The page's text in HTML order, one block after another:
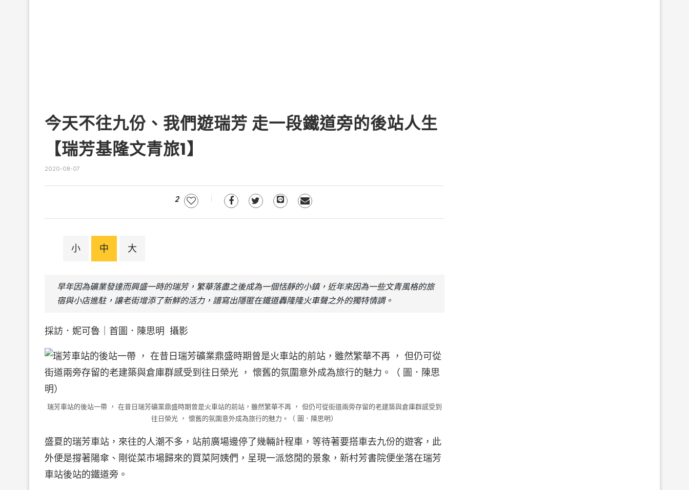
今天不往九份、我們遊瑞芳 走一段鐵道旁的後站人生
【瑞芳基隆文青旅1】
2020-08-07
2
小 中 大
早年因為礦業發達而興盛一時的瑞芳，繁華落盡之後成為一個恬靜的小鎮，近年來因為一些文青風格的旅
宿與小店進駐，讓老街增添了新鮮的活力，譜寫出隱匿在鐵道轟隆隆火車聲之外的獨特情調。
採訪．妮可魯｜首圖．陳思明 攝影
瑞芳車站的後站一帶 ， 在昔日瑞芳礦業鼎盛時期曾是火車站的前站，雖然繁華不再 ， 但仍可從街道兩旁存留的老建築與倉庫群感受到
往日榮光 ， 懷舊的氛圍意外成為旅行的魅力。（ 圖．陳思明）
盛夏的瑞芳車站，來往的人潮不多，站前廣場邊停了幾輛計程車，等待著要搭車去九份的遊客，此
外便是撐著陽傘、剛從菜市場歸來的買菜阿姨們，呈現一派悠閒的景象，新村芳書院便坐落在瑞芳
車站後站的鐵道旁。